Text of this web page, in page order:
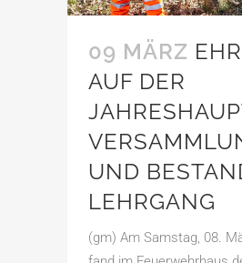
09 MÄRZ
AUF DER
UND
LEHRGANG
(gm) Am Samstag, 08.